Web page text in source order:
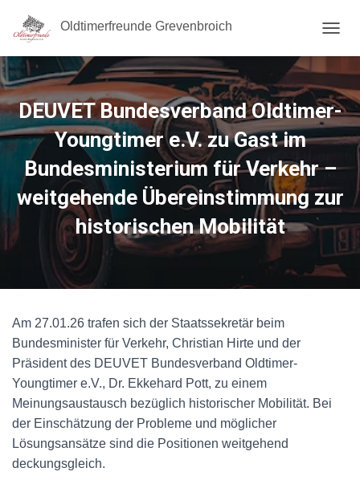
Oldtimerfreunde Grevenbroich
A
V
I
G
A
I
U
M
S
H
A
DEUVET Bundesverband Oldtimer-
Youngtimer e.V. zu Gast im
Bundesministerium für Verkehr –
weitgehende Übereinstimmung zur
historischen Mobilität
Am 27.01.26 trafen sich der Staatssekretär beim
Bundesminister für Verkehr, Christian Hirte und der
Präsident des DEUVET Bundesverband Oldtimer-
Youngtimer e.V., Dr. Ekkehard Pott, zu einem
Meinungsaustausch bezüglich historischer Mobilität. Bei
der Einschätzung der Probleme und möglicher
Lösungsansätze sind die Positionen weitgehend
deckungsgleich.